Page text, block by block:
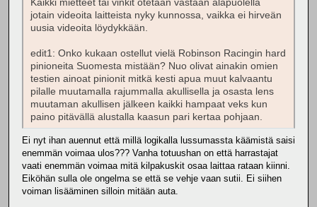
Kaikki mietteet tai vinkit otetaan vastaan alapuolella
jotain videoita laitteista nyky kunnossa, vaikka ei hirveän
uusia videoita löydykkään.
edit1: Onko kukaan ostellut vielä Robinson Racingin hard
pinioneita Suomesta mistään? Nuo olivat ainakin omien
testien ainoat pinionit mitkä kesti apua muut kalvaantu
pilalle muutamalla rajummalla akullisella ja osasta lens
muutaman akullisen jälkeen kaikki hampaat veks kun
paino pitävällä alustalla kaasun pari kertaa pohjaan.
Ei nyt ihan auennut että millä logikalla lussumassta käämistä saisi
enemmän voimaa ulos??? Vanha totuushan on että harrastajat
vaati enemmän voimaa mitä kilpakuskit osaa laittaa rataan kiinni.
Eiköhän sulla ole ongelma se että se vehje vaan sutii. Ei siihen
voiman lisääminen silloin mitään auta.